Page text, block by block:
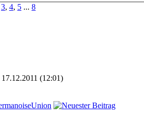
3, 4, 5 ... 8
17.12.2011 (12:01)